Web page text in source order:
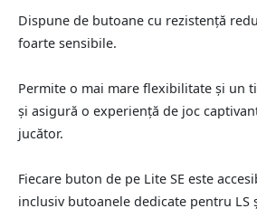
Dispune de butoane cu rezistență
foarte sensibile.
Permite o mai mare flexibilitate și un
și asigură o experiență de joc
jucător.
Fiecare buton de pe Lite SE este
inclusiv butoanele dedicate pentru LS